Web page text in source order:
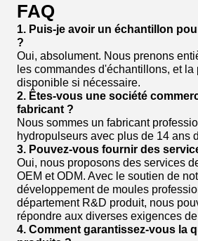
FAQ
1. Puis-je avoir un échantillon
?
Oui, absolument. Nous prenons
les commandes d'échantillons, et
disponible si nécessaire.
2. Êtes-vous une société
fabricant ?
Nous sommes un fabricant
hydropulseurs avec plus de 14 ans
3. Pouvez-vous fournir des
Oui, nous proposons des services
OEM et ODM. Avec le soutien de
développement de moules
département R&D produit, nous
répondre aux diverses exigences
4. Comment garantissez-vous la